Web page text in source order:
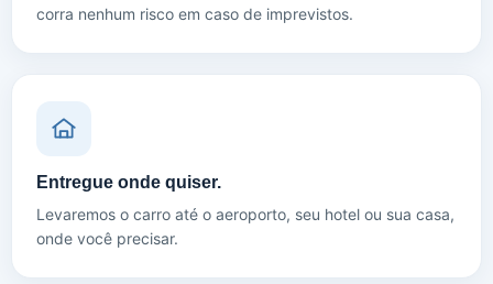
corra nenhum risco em caso de imprevistos.
Entregue onde quiser.
Levaremos o carro até o aeroporto, seu hotel ou sua casa,
onde você precisar.